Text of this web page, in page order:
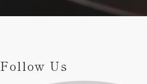
Follow Us